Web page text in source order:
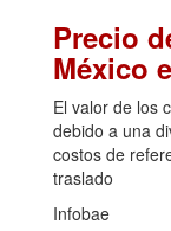
Precio
México
El valor de los
debido a una
costos de
traslado
Infobae